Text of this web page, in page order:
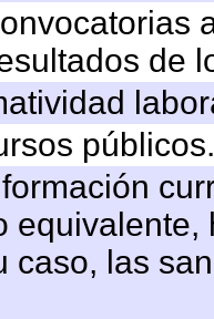
de
públicos.
caso, las